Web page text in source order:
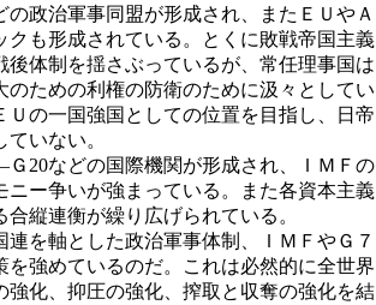
政治軍事同盟が形成され、またＥＵやＡ
も形成されている。とくに敗戦帝国主義
体制を揺さぶっているが、常任理事国は
ための利権の防衛のために汲々としてい
の一国強国としての位置を目指し、日帝
いない。
20などの国際機関が形成され、ＩＭＦの
ー争いが強まっている。また各資本主義
縦連衡が繰り広げられている。
を軸とした政治軍事体制、ＩＭＦやＧ７
強めているのだ。これは必然的に全世界
化、抑圧の強化、搾取と収奪の強化を結